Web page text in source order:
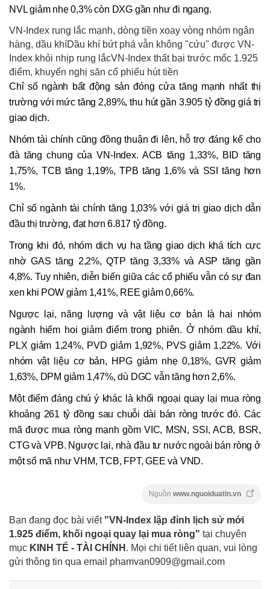
NVL giảm nhẹ 0,3% còn DXG gần như đi ngang.
VN-Index rung lắc mạnh, dòng tiền xoay vòng nhóm ngân
hàng, dầu khíDầu khí bứt phá vẫn không "cứu" được VN-
Index khỏi nhịp rung lắcVN-Index thất bại trước mốc 1.925
điểm, khuyến nghị săn cổ phiếu hút tiền
Chỉ số ngành bất động sản đóng cửa tăng mạnh nhất thị
trường với mức tăng 2,89%, thu hút gần 3.905 tỷ đồng giá trị
giao dịch.
Nhóm tài chính cũng đồng thuận đi lên, hỗ trợ đáng kể cho
đà tăng chung của VN-Index. ACB tăng 1,33%, BID tăng
1,75%, TCB tăng 1,19%, TPB tăng 1,6% và SSI tăng hơn
1%.
Chỉ số ngành tài chính tăng 1,03% với giá trị giao dịch dẫn
đầu thị trường, đạt hơn 6.817 tỷ đồng.
Trong khi đó, nhóm dịch vụ hạ tầng giao dịch khá tích cực
nhờ GAS tăng 2,2%, QTP tăng 3,33% và ASP tăng gần
4,8%. Tuy nhiên, diễn biến giữa các cổ phiếu vẫn có sự đan
xen khi POW giảm 1,41%, REE giảm 0,66%.
Ngược lại, năng lượng và vật liệu cơ bản là hai nhóm
ngành hiếm hoi giảm điểm trong phiên. Ở nhóm dầu khí,
PLX giảm 1,24%, PVD giảm 1,92%, PVS giảm 1,22%. Với
nhóm vật liệu cơ bản, HPG giảm nhẹ 0,18%, GVR giảm
1,63%, DPM giảm 1,47%, dù DGC vẫn tăng hơn 2,6%.
Một điểm đáng chú ý khác là khối ngoại quay lại mua ròng
khoảng 261 tỷ đồng sau chuỗi dài bán ròng trước đó. Các
mã được mua ròng mạnh gồm VIC, MSN, SSI, ACB, BSR,
CTG và VPB. Ngược lại, nhà đầu tư nước ngoài bán ròng ở
một số mã như VHM, TCB, FPT, GEE và VND.
Nguồn www.nguoiduatin.vn
Bạn đang đọc bài viết "VN-Index lập đỉnh lịch sử mới
1.925 điểm, khối ngoại quay lại mua ròng" tại chuyên
mục KINH TẾ - TÀI CHÍNH . Mọi chi tiết liên quan, vui lòng
gửi thông tin qua email phamvan0909@gmail.com